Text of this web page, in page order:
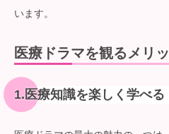
います。
医療ドラマを観るメリ
1.医療知識を楽しく学べる